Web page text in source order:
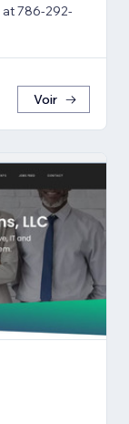
786-292-
Voir